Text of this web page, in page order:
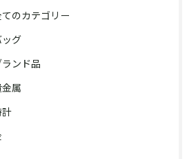
のカテゴリー
ッグ
ランド品
金属